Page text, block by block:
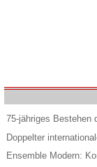
75-jähriges Bestehen
Doppelter
Ensemble Modern: